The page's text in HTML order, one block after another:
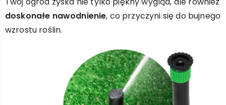
doskonałe nawodnienie, co przyczyni się do bujnego
wzrostu roślin.